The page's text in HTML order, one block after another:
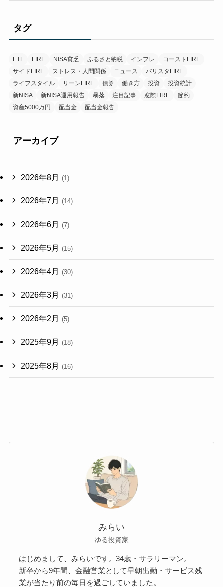
タグ
ETF FIRE NISA貧乏 ふるさと納税 インフレ
コーストFIRE
サイドFIRE
ストレス・人間関係 ニュース
バリスタFIRE
ライフスタイル
リーンFIRE 債券 働き方 投資
投資統計
新NISA
新NISA運用報告 暴落 注目記事 窓際FIRE
節約
資産5000万円
配当金 配当金報告
アーカイブ
2026年8月 (1)
2026年7月 (14)
2026年6月 (7)
2026年5月 (15)
2026年4月 (30)
2026年3月 (31)
2026年2月 (5)
2025年9月 (18)
2025年8月 (16)
みらい
ゆる投資家
はじめまして、みらいです。34歳・サラリーマン。
新卒から9年間、金融営業として早朝出勤・サービス残
業が当たり前の毎日を過ごしていました。